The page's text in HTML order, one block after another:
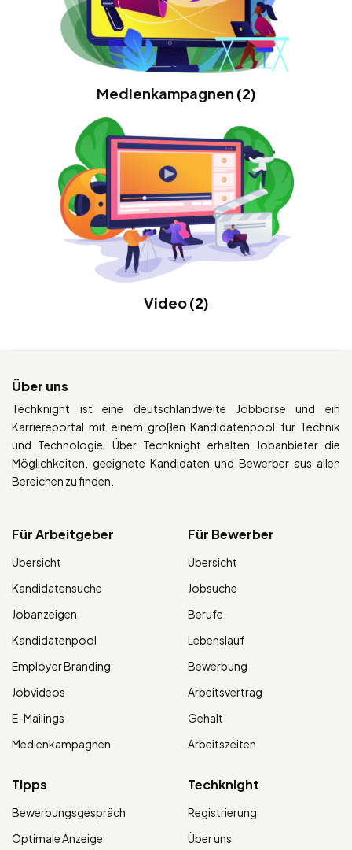
Medienkampagnen (2)
Video(2)
Über uns
Techknight ist eine deutschlandweite Jobbörse und ein
Karriereportal mit einem großen Kandidatenpool für Technik
und Technologie. Über Techknight erhalten Jobanbieter die
Möglichkeiten, geeignete Kandidaten und Bewerber aus allen
Bereichen zu finden.
Für Arbeitgeber
Übersicht
Kandidatensuche
Jobanzeigen
Kandidatenpool
Employer Branding
Jobvideos
E-Mailings
Medienkampagnen
Für Bewerber
Übersicht
Jobsuche
Berufe
Lebenslauf
Bewerbung
Arbeitsvertrag
Gehalt
Arbeitszeiten
Tipps
Bewerbungsgespräch
Optimale Anzeige
Techknight
Registrierung
Über uns